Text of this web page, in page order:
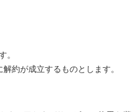
。
約が成立するものとします。